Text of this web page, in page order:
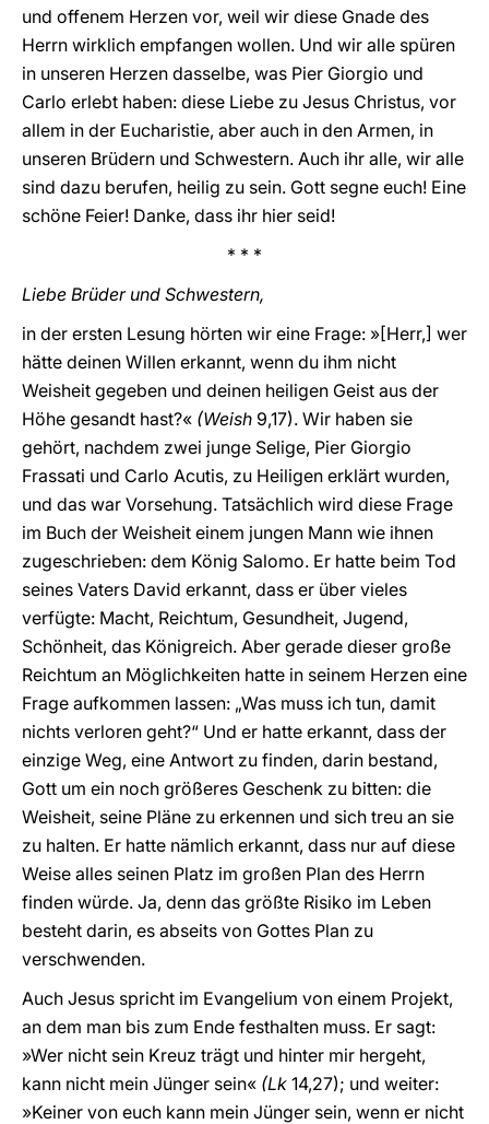
und offenem Herzen vor, weil wir diese Gnade des
Herrn wirklich empfangen wollen. Und wir alle spüren
in unseren Herzen dasselbe, was Pier Giorgio und
Carlo erlebt haben: diese Liebe zu Jesus Christus, vor
allem in der Eucharistie, aber auch in den Armen, in
unseren Brüdern und Schwestern. Auch ihr alle, wir alle
sind dazu berufen, heilig zu sein. Gott segne euch! Eine
schöne Feier! Danke, dass ihr hier seid!
* * *
Liebe Brüder und Schwestern,
in der ersten Lesung hörten wir eine Frage: »[Herr,] wer
hätte deinen Willen erkannt, wenn du ihm nicht
Weisheit gegeben und deinen heiligen Geist aus der
Höhe gesandt hast?« (Weish 9,17). Wir haben sie
gehört, nachdem zwei junge Selige, Pier Giorgio
Frassati und Carlo Acutis, zu Heiligen erklärt wurden,
und das war Vorsehung. Tatsächlich wird diese Frage
im Buch der Weisheit einem jungen Mann wie ihnen
zugeschrieben: dem König Salomo. Er hatte beim Tod
seines Vaters David erkannt, dass er über vieles
verfügte: Macht, Reichtum, Gesundheit, Jugend,
Schönheit, das Königreich. Aber gerade dieser große
Reichtum an Möglichkeiten hatte in seinem Herzen eine
Frage aufkommen lassen: „Was muss ich tun, damit
nichts verloren geht?“ Und er hatte erkannt, dass der
einzige Weg, eine Antwort zu finden, darin bestand,
Gott um ein noch größeres Geschenk zu bitten: die
Weisheit, seine Pläne zu erkennen und sich treu an sie
zu halten. Er hatte nämlich erkannt, dass nur auf diese
Weise alles seinen Platz im großen Plan des Herrn
finden würde. Ja, denn das größte Risiko im Leben
besteht darin, es abseits von Gottes Plan zu
verschwenden.
Auch Jesus spricht im Evangelium von einem Projekt,
an dem man bis zum Ende festhalten muss. Er sagt:
»Wer nicht sein Kreuz trägt und hinter mir hergeht,
kann nicht mein Jünger sein« (Lk 14,27); und weiter:
»Keiner von euch kann mein Jünger sein, wenn er nicht